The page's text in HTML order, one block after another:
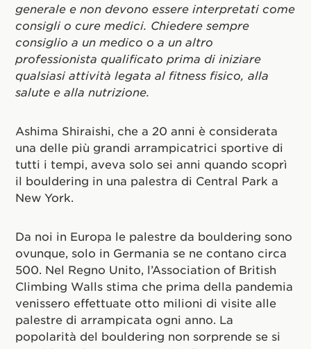
generale e non devono essere interpretati come
consigli o cure medici. Chiedere sempre
consiglio a un medico o a un altro
professionista qualificato prima di iniziare
qualsiasi attività legata al fitness fisico, alla
salute e alla nutrizione.
Ashima Shiraishi, che a 20 anni è considerata
una delle più grandi arrampicatrici sportive di
tutti i tempi, aveva solo sei anni quando scoprì
il bouldering in una palestra di Central Park a
New York.
Da noi in Europa le palestre da bouldering sono
ovunque, solo in Germania se ne contano circa
500. Nel Regno Unito, l’Association of British
Climbing Walls stima che prima della pandemia
venissero effettuate otto milioni di visite alle
palestre di arrampicata ogni anno. La
popolarità del bouldering non sorprende se si